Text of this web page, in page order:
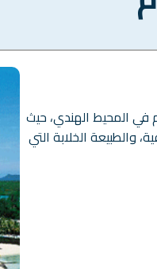
في المحيط الهندي، حيث
والطبيعة الخلابة التي